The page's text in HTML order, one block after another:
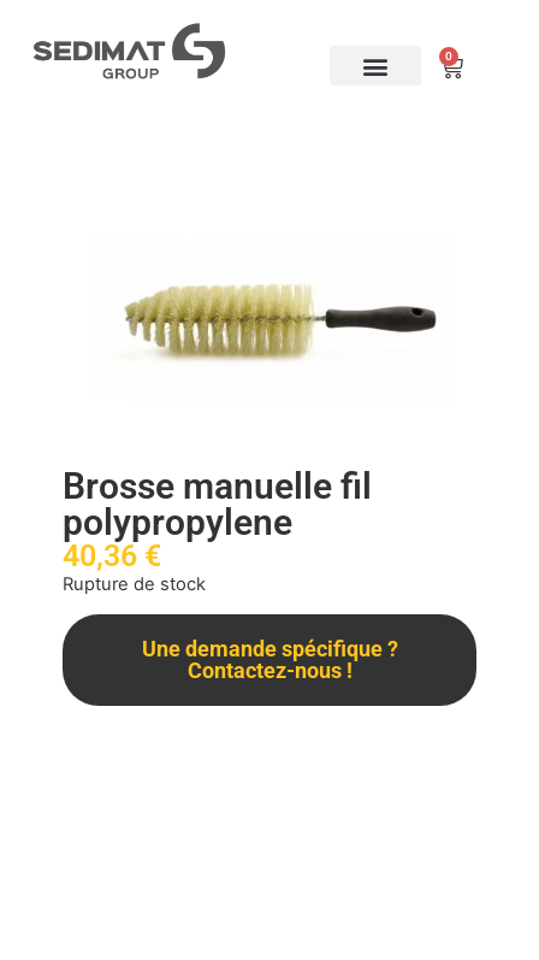
0
Brosse manuelle fil
polypropylene
40,36 €
Rupture de stock
Une demande spécifique ?
Contactez-nous !